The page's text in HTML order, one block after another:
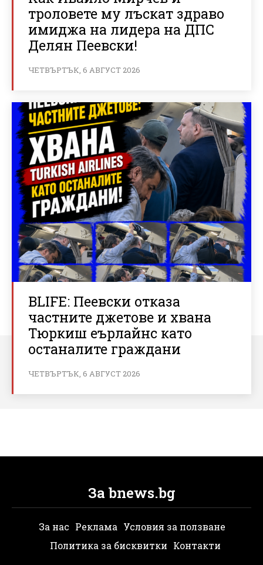
троловете му лъскат здраво
имиджа на лидера на ДПС
Делян Пеевски!
ЧЕТВЪРТЪК, 6 АВГУСТ 2026
BLIFE: Пеевски отказа
частните джетове и хвана
Тюркиш еърлайнс като
останалите граждани
ЧЕТВЪРТЪК, 6 АВГУСТ 2026
За bnews.bg
За нас Реклама Условия за ползване
Политика за бисквитки Контакти